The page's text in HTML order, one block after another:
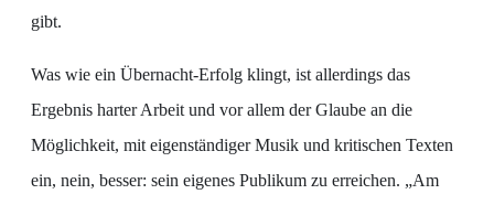
gibt.
Was wie ein Übernacht-Erfolg klingt, ist allerdings das
Ergebnis harter Arbeit und vor allem der Glaube an die
Möglichkeit, mit eigenständiger Musik und kritischen Texten
ein, nein, besser: sein eigenes Publikum zu erreichen. „Am